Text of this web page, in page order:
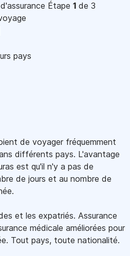
Étape 1 de 3
pays
de voyager fréquemment
différents pays. L'avantage
est qu'il n'y a pas de
de jours et au nombre de
et les expatriés. Assurance
médicale améliorées pour
Tout pays, toute nationalité.